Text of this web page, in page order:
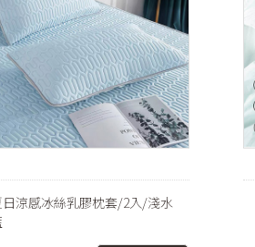
涼感冰絲乳膠枕套/2入/淺水